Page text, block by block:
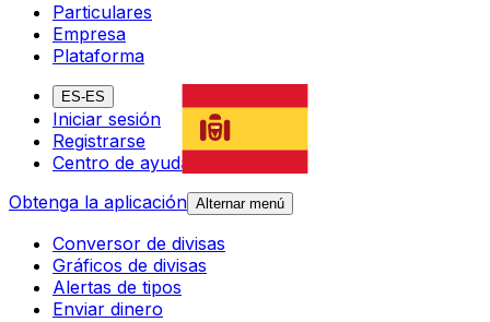
Particulares
Empresa
Plataforma
ES-ES
Iniciar sesión
Registrarse
Centro de ayuda
Obtenga la aplicación Alternar menú
Conversor de divisas
Gráficos de divisas
Alertas de tipos
Enviar dinero